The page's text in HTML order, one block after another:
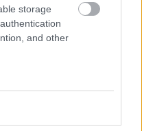
storage
and other
állapotok, amelyek
szemben, a
lehet. Az ellenük
mellett (amilyenek